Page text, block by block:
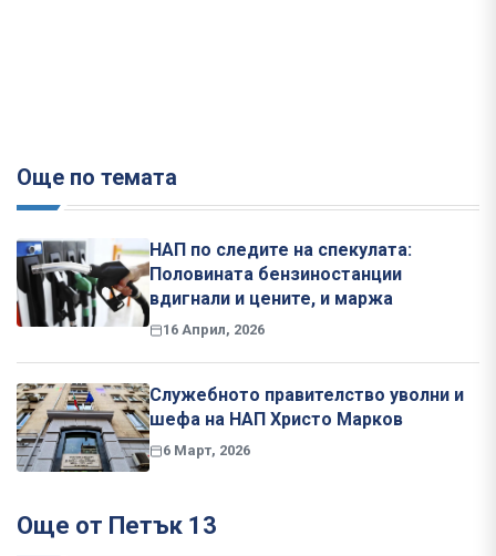
Още по темата
НАП по следите на спекулата:
Половината бензиностанции
вдигнали и цените, и маржа
16 Април, 2026
Служебното правителство уволни и
шефа на НАП Христо Марков
6 Март, 2026
Още от Петък 13